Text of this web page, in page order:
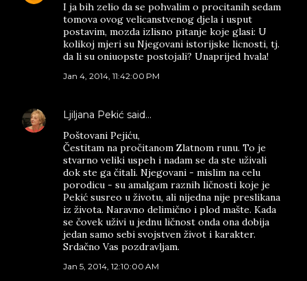
I ja bih zelio da se pohvalim o procitanih sedam
tomova ovog velicanstvenog djela i usput
postavim, mozda izlisno pitanje koje glasi: U
kolikoj mjeri su Njegovani istorijske licnosti, tj.
da li su oniuopste postojali? Unaprijed hvala!
Jan 4, 2014, 11:42:00 PM
Ljiljana Pekić said…
Poštovani Pejiću,
Čestitam na pročitanom Zlatnom runu. To je
stvarno veliki uspeh i nadam se da ste uživali
dok ste ga čitali. Njegovani - mislim na celu
porodicu - su amalgam raznih ličnosti koje je
Pekić susreo u životu, ali nijedna nije preslikana
iz života. Naravno delimično i plod mašte. Kada
se čovek uživi u jednu ličnost onda ona dobija
jedan samo sebi svojstven život i karakter.
Srdačno Vas pozdravljam.
Jan 5, 2014, 12:10:00 AM